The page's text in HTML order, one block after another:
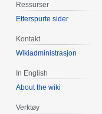
Ressurser
Etterspurte sider
Kontakt
Wikiadministrasjon
In English
About the wiki
Verktøy